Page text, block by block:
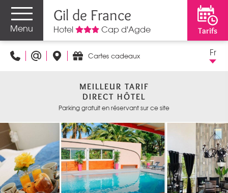
Menu
Gil de France
Hotel Cap d'Agde Tarifs
Cartes cadeaux Fr
MEILLEUR TARIF
DIRECT HÔTEL
Parking gratuit en réservant sur ce site